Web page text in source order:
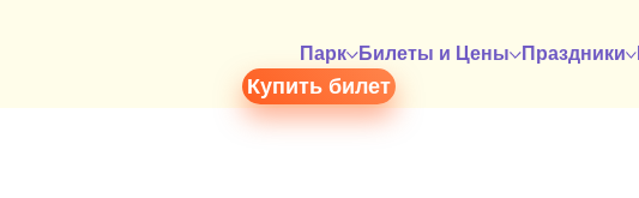
Парк Билеты и Цены Праздники
Купить билет